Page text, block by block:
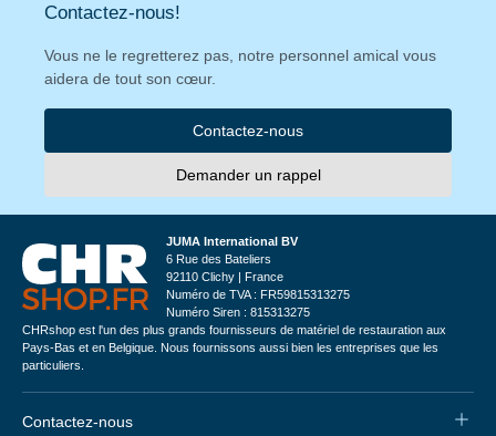
Contactez-nous!
Vous ne le regretterez pas, notre personnel amical vous
aidera de tout son cœur.
Contactez-nous
Demander un rappel
JUMA International BV
6 Rue des Bateliers
92110 Clichy | France
Numéro de TVA : FR59815313275
Numéro Siren : 815313275
CHRshop est l'un des plus grands fournisseurs de matériel de restauration aux
Pays-Bas et en Belgique. Nous fournissons aussi bien les entreprises que les
particuliers.
Contactez-nous